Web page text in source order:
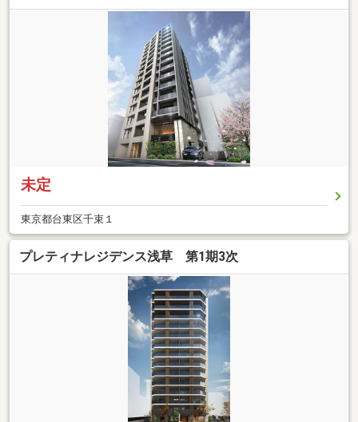
未定
東京都台東区千束１
プレティナレジデンス浅草 第1期3次